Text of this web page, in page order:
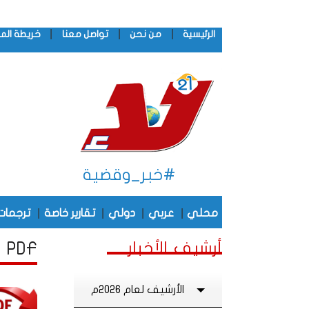
الرئيسية من نحن تواصل معنا خريطة
#خبر_وقضية
محلي عربي دولي تقارير خاصة
PDF أرشيف الأخبار لشهر يـنـاير , من عام 2023 أرشيف الأخبار
الأرشيف لعام 2026م